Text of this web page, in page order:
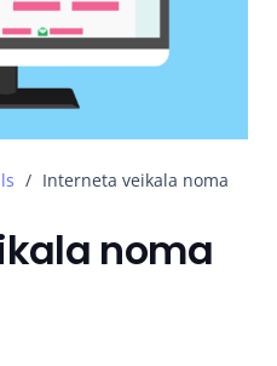
/ Interneta veikala noma
noma